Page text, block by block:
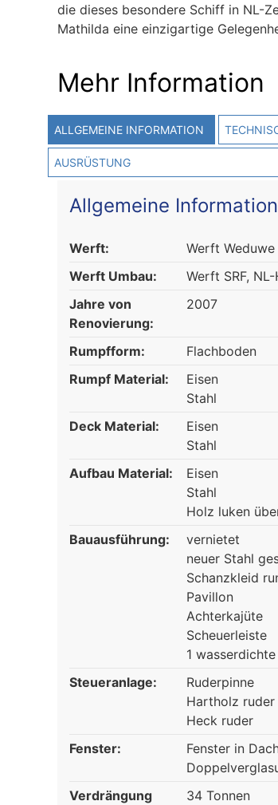
die dieses besondere Schiff in NL-
Mathilda eine einzigartige
Mehr Information
ALLGEMEINE INFORMATION
AUSRÜSTUNG
Allgemeine Information
Werft:
Werft
Werft Umbau:
Werft SRF,
Jahre von
Renovierung:
2007
Rumpfform:
Flachboden
Rumpf Material:
Eisen
Stahl
Deck Material:
Eisen
Stahl
Aufbau Material:
Eisen
Stahl
Holz luken
Bauausführung:
vernietet
neuer Stahl
Schanzkleid
Pavillon
Achterkajüte
Scheuerleiste
1
Steueranlage:
Ruderpinne
Hartholz ruder
Heck ruder
Fenster:
Fenster in
Verdrängung
34 Tonnen